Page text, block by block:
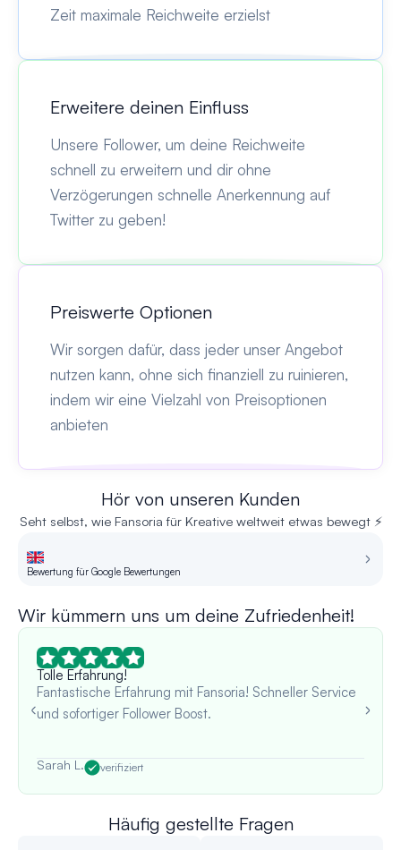
Zeit maximale Reichweite erzielst
Erweitere deinen Einfluss
Unsere Follower, um deine Reichweite
schnell zu erweitern und dir ohne
Verzögerungen schnelle Anerkennung auf
Twitter zu geben!
Preiswerte Optionen
Wir sorgen dafür, dass jeder unser Angebot
nutzen kann, ohne sich finanziell zu ruinieren,
indem wir eine Vielzahl von Preisoptionen
anbieten
Hör von unseren Kunden
Seht selbst, wie Fansoria für Kreative weltweit etwas bewegt ⚡
Bewertung für Google Bewertungen
Wir kümmern uns um deine Zufriedenheit!
Tolle Erfahrung!
Fantastische Erfahrung mit Fansoria! Schneller Service
und sofortiger Follower Boost.
Sarah L. verifiziert
Häufig gestellte Fragen